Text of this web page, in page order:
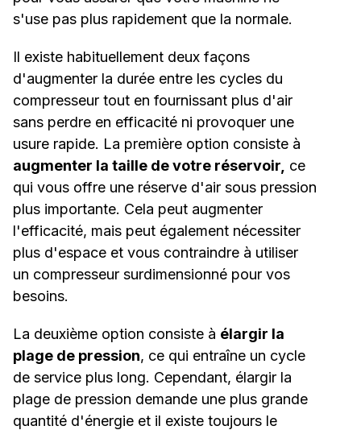
s'use pas plus rapidement que la normale.
Il existe habituellement deux façons
d'augmenter la durée entre les cycles du
compresseur tout en fournissant plus d'air
sans perdre en efficacité ni provoquer une
usure rapide. La première option consiste à
augmenter la taille de votre réservoir, ce
qui vous offre une réserve d'air sous pression
plus importante. Cela peut augmenter
l'efficacité, mais peut également nécessiter
plus d'espace et vous contraindre à utiliser
un compresseur surdimensionné pour vos
besoins.
La deuxième option consiste à élargir la
plage de pression, ce qui entraîne un cycle
de service plus long. Cependant, élargir la
plage de pression demande une plus grande
quantité d'énergie et il existe toujours le